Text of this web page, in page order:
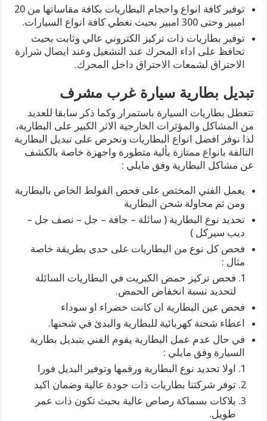
توفير كافة انواع واحجام البطاريات بكافة مقاساتها من 20
امبير وحتى 300 امبير بحيث نغطي كافة انواع السيارات.
توفير بطاريات ذات تركيز الكتروني عالي وثابت بحيث
تحافظ على اداء المحرك عند التشغيل وعند ايصال شرارة
الاحتراق لشمعات الاحتراق داخل المحرك.
تبديل بطارية سيارة غرب مشرف
تتعطل بطاريات السيارة باستمرار وكما ذكر سابقا للعديد
من المشاكل والمؤثرات الخارجية الاثر الكبير على البطارية،
لذا نوفر افضل انواع البطاريات ونحرص على تبديل البطارية
التالفة بانواع ممتازة بألية متطورة واجهزة خاصة بالكشف
عن مشاكل البطارية وفق مايلي :
يعمل الفني المختص على فحص الفولط الخاص بالبطارية
ومن ثم محاولة شحن البطارية
تحديد نوع البطارية ( سائلة – جافة – جل – نصف جل –
ديب سيركل )
فحص كل نوع من البطاريات على حدى بطريقة خاصة
مثال :
فحص تركيز حمض الكبريت في البطاريات السائلة
لتحديد نسبة انخفاض الحمض.
فحص عين البطارية ان كانت خضراء او سوداء
اعطاء شحنة كهربائية للبطارية والبدئ في شحنها.
في حال عدم عمل البطارية يقوم الفني بتبديل بطارية
السيارة وفق مايلي :
اولا تحديد نوع البطارية ورقمها وتوفير البديل فورا
توفر شركتنا بطاريات ذات جودة عالية وضمان اكيد
بلاكات بسماكة رصاص عالية بحيث تكون ذات عمر
طويل.